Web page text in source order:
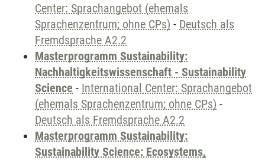
Center: Sprachangebot (ehemals
Sprachenzentrum; ohne CPs) - Deutsch als
Fremdsprache A2.2
Masterprogramm Sustainability:
Nachhaltigkeitswissenschaft - Sustainability
Science - International Center: Sprachangebot
(ehemals Sprachenzentrum; ohne CPs) -
Deutsch als Fremdsprache A2.2
Masterprogramm Sustainability:
Sustainability Science: Ecosystems,